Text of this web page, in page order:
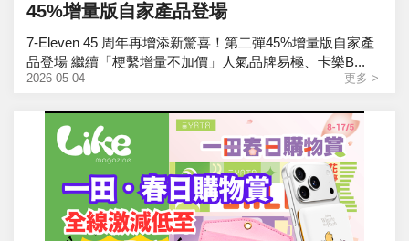
45%增量版自家產品登場
7-Eleven 45 周年再增添新驚喜！第二彈45%增量版自家產
品登場 繼續「梗繫增量不加價」人氣品牌易極、卡樂B...
2026-05-04 更多 >